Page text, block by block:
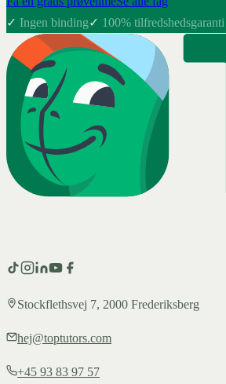
✓ Ingen binding✓ 100% tilfredshedsgaranti
Stockflethsvej 7, 2000 Frederiksberg
hej@toptutors.com
+45 93 83 97 57